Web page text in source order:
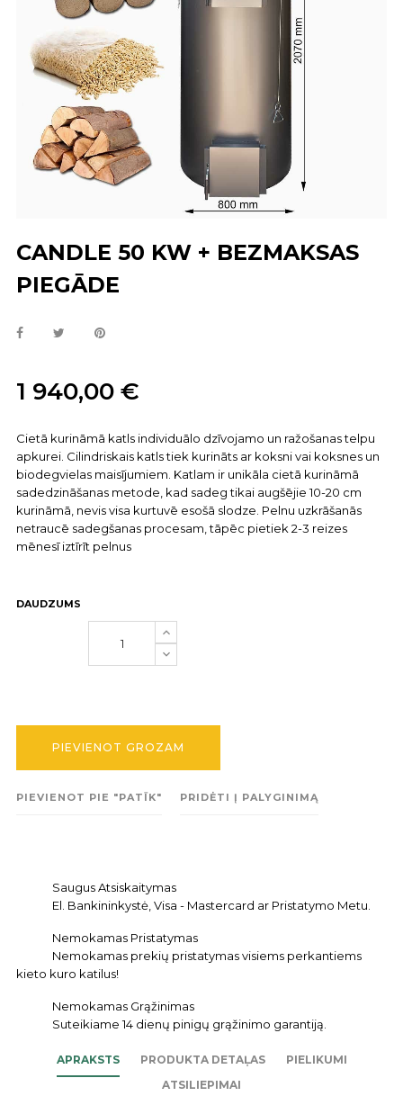
CANDLE 50 KW + BEZMAKSAS
PIEGĀDE
1 940,00 €
Cietā kurināmā katls individuālo dzīvojamo un ražošanas telpu
apkurei. Cilindriskais katls tiek kurināts ar koksni vai koksnes un
biodegvielas maisījumiem. Katlam ir unikāla cietā kurināmā
sadedzināšanas metode, kad sadeg tikai augšējie 10-20 cm
kurināmā, nevis visa kurtuvē esošā slodze. Pelnu uzkrāšanās
netraucē sadegšanas procesam, tāpēc pietiek 2-3 reizes
mēnesī iztīrīt pelnus
DAUDZUMS
PIEVIENOT GROZAM
PIEVIENOT PIE "PATĪK" PRIDĖTI Į PALYGINIMĄ
Saugus Atsiskaitymas
El. Bankininkystė, Visa - Mastercard ar Pristatymo Metu.
Nemokamas Pristatymas
Nemokamas prekių pristatymas visiems perkantiems
kieto kuro katilus!
Nemokamas Grąžinimas
Suteikiame 14 dienų pinigų grąžinimo garantiją.
APRAKSTS PRODUKTA DETAĻAS
PIELIKUMI
ATSILIEPIMAI